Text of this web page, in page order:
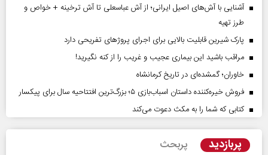
آشنایی با آش‌های اصیل ایرانی؛ از آش عباسعلی تا آش ترخینه + خواص و
طرز تهیه
پارک شیرین قابلیت‌ بالایی برای اجرای پروژهای تفریحی دارد
مراقب باشید این بیماری عجیب و غریب را از کنه نگیرید!
خاوران؛ گمشده‌ای در تاریخ کرمانشاه
فروش خیره‌کننده داستان اسباب‌بازی ۵؛ بزرگ‌ترین افتتاحیه سال برای پیکسار
کتابی که شما را به مکث دعوت می‌کند
پربازدید پربحث